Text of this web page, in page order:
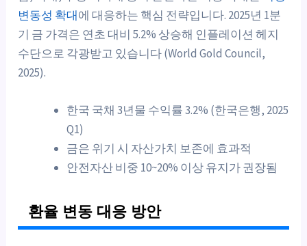
변동성 확대에 대응하는 핵심 전략입니다. 2025년 1분
기 금 가격은 연초 대비 5.2% 상승해 인플레이션 헤지
수단으로 각광받고 있습니다 (World Gold Council,
2025).
한국 국채 3년물 수익률 3.2% (한국은행, 2025
Q1)
금은 위기 시 자산가치 보존에 효과적
안전자산 비중 10~20% 이상 유지가 권장됨
환율 변동 대응 방안